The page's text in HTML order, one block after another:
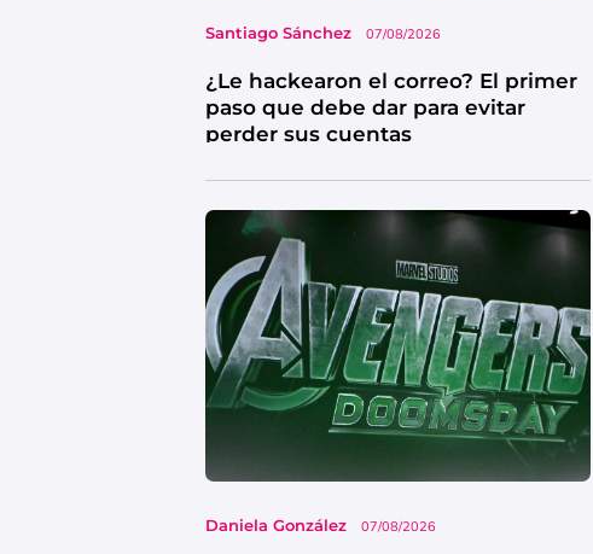
Santiago Sánchez 07/08/2026
¿Le hackearon el correo? El primer
paso que debe dar para evitar
perder sus cuentas
Daniela González 07/08/2026